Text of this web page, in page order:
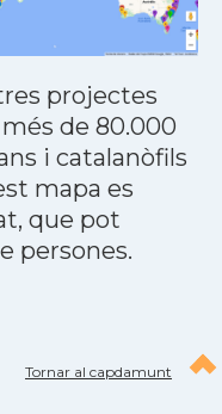
projectes
de 80.000
i catalanòfils
mapa es
que pot
persones.
Tornar al capdamunt